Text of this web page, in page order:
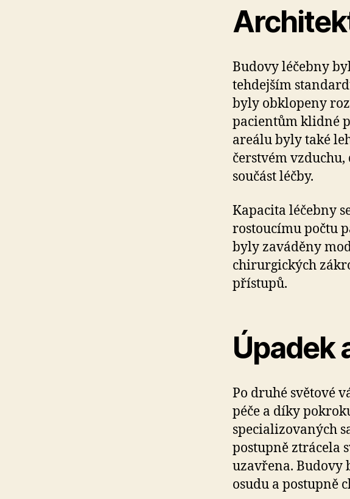
Budovy léčebny
tehdejším
byly obklopeny
pacientům klidné
areálu byly také
čerstvém
součást léčby.
Kapacita léčebny
rostoucímu počtu
byly zaváděny
chirurgických
přístupů.
Úpadek
Po druhé světové
péče a díky
specializovaných
postupně ztrácela
uzavřena. Budovy
osudu a postupně